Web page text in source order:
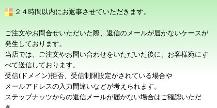
２４時間以内にお返事させていただきます。
ご注文やお問合せいただいた際、返信のメールが届かないケースが
発生しております。
当店では、ご注文やお問い合わせをいただいた後に、お客様宛にす
べて送信しております。
受信(ドメイン)拒否、受信制限設定がされている場合や
メールアドレスの入力間違いなどが考えられます。
ステップナッツからの返信メールが届かない場合はご確認いただ